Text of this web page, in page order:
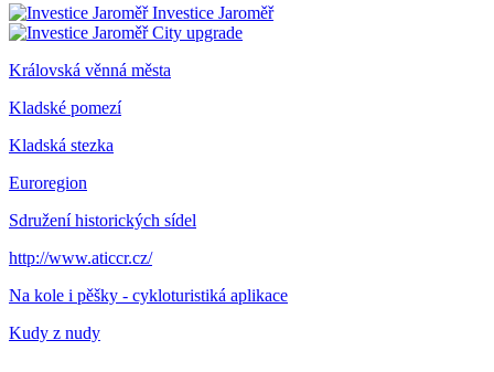
Investice Jaroměř
City upgrade
Královská věnná města
Kladské pomezí
Kladská stezka
Euroregion
Sdružení historických sídel
http://www.aticcr.cz/
Na kole i pěšky - cykloturistiká aplikace
Kudy z nudy